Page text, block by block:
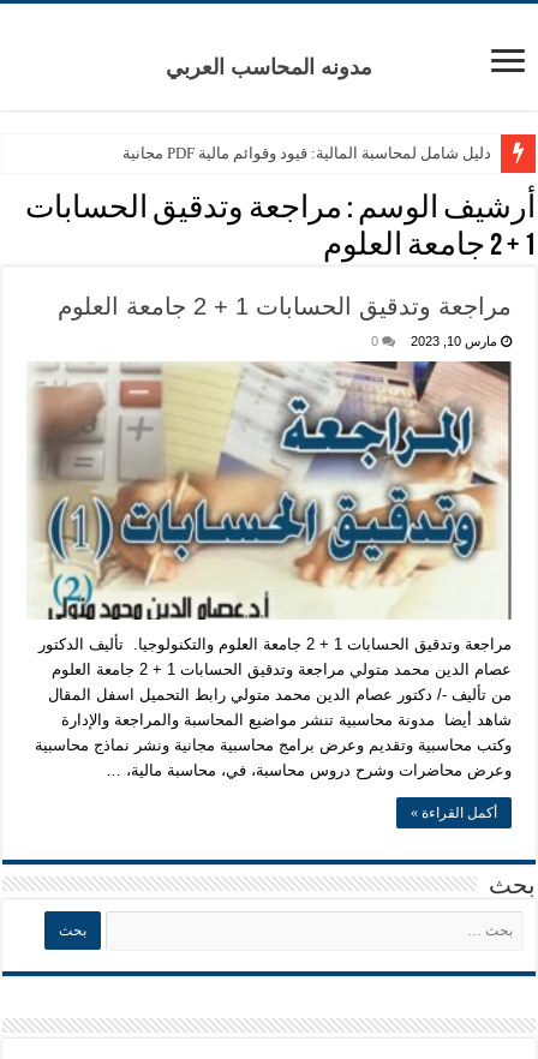
مدونه المحاسب العربي
دليل شامل لمحاسبة المالية: قيود وقوائم مالية PDF مجانية
أرشيف الوسم : مراجعة وتدقيق الحسابات
1 + 2 جامعة العلوم
مراجعة وتدقيق الحسابات 1 + 2 جامعة العلوم
مارس 10, 2023 0
مراجعة وتدقيق الحسابات 1 + 2 جامعة العلوم والتكنولوجيا. تأليف الدكتور
عصام الدين محمد متولي مراجعة وتدقيق الحسابات 1 + 2 جامعة العلوم
من تأليف -/ دكتور عصام الدين محمد متولي رابط التحميل اسفل المقال
شاهد أيضا مدونة محاسبية تنشر مواضيع المحاسبة والمراجعة والإدارة
وكتب محاسبية وتقديم وعرض برامج محاسبية مجانية ونشر نماذج محاسبية
وعرض محاضرات وشرح دروس محاسبة، في، محاسبة مالية، …
أكمل القراءة »
بحث